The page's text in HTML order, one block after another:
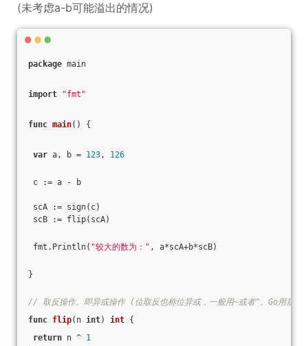
(未考虑a-b可能溢出的情况)
package main
import "fmt"
func main() {
var a, b = 123, 126
c := a - b
scA := sign(c)
scB := flip(scA)
fmt.Println( "较大的数为：" , a*scA+b*scB)
}
// 取反操作。即异或操作 (位取反也称位异或，一般用~或者^。Go用后
func flip(n int) int {
return n ^ 1